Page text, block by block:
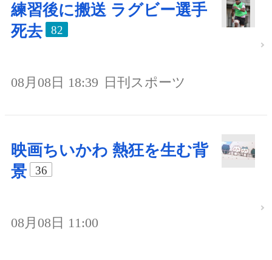
練習後に搬送 ラグビー選手
死去
82
08月08日 18:39 日刊スポーツ
映画ちいかわ 熱狂を生む背
景
36
08月08日 11:00